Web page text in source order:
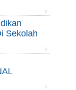
Sekolah